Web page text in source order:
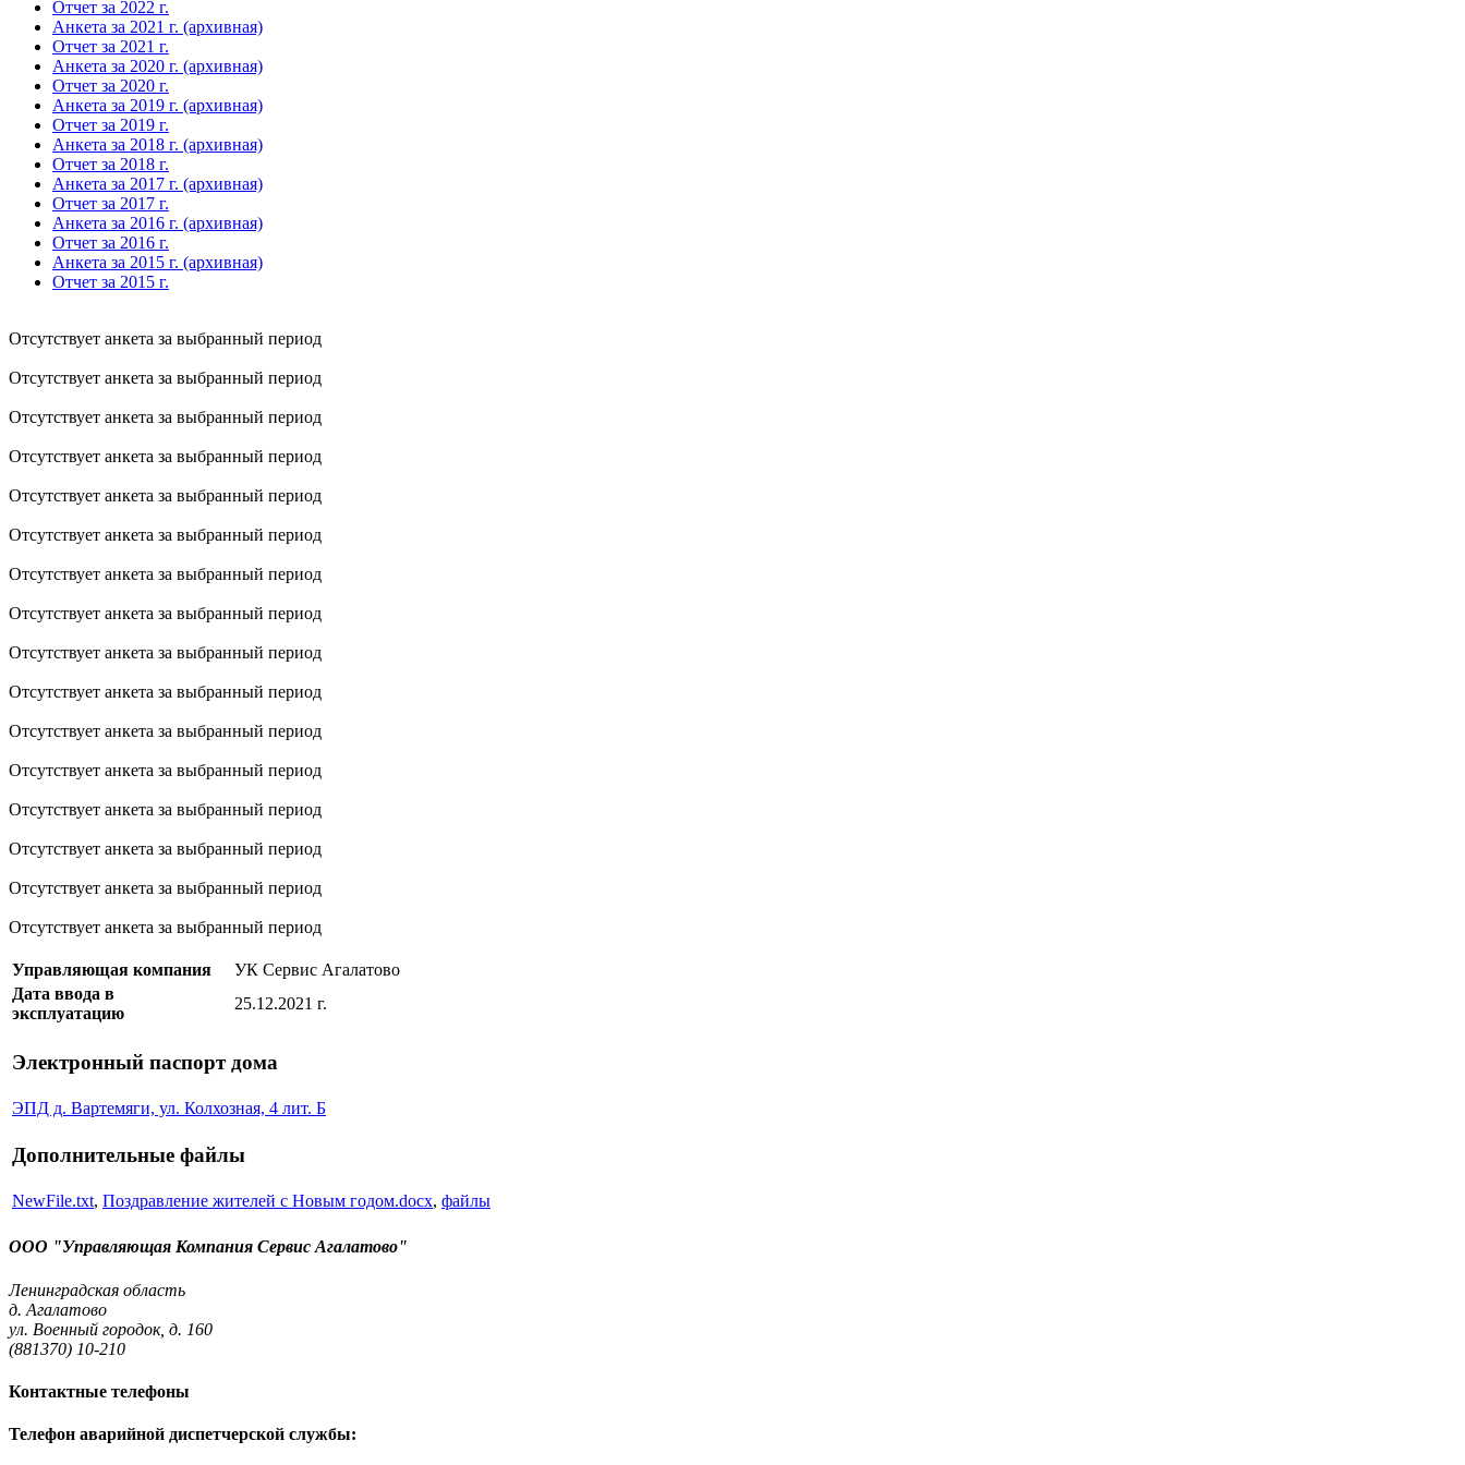
Отчет за 2022 г.
Анкета за 2021 г. (архивная)
Отчет за 2021 г.
Анкета за 2020 г. (архивная)
Отчет за 2020 г.
Анкета за 2019 г. (архивная)
Отчет за 2019 г.
Анкета за 2018 г. (архивная)
Отчет за 2018 г.
Анкета за 2017 г. (архивная)
Отчет за 2017 г.
Анкета за 2016 г. (архивная)
Отчет за 2016 г.
Анкета за 2015 г. (архивная)
Отчет за 2015 г.
Отсутствует анкета за выбранный период
Отсутствует анкета за выбранный период
Отсутствует анкета за выбранный период
Отсутствует анкета за выбранный период
Отсутствует анкета за выбранный период
Отсутствует анкета за выбранный период
Отсутствует анкета за выбранный период
Отсутствует анкета за выбранный период
Отсутствует анкета за выбранный период
Отсутствует анкета за выбранный период
Отсутствует анкета за выбранный период
Отсутствует анкета за выбранный период
Отсутствует анкета за выбранный период
Отсутствует анкета за выбранный период
Отсутствует анкета за выбранный период
Отсутствует анкета за выбранный период
Управляющая компания
УК Сервис Агалатово
Дата ввода в
эксплуатацию
25.12.2021 г.
Электронный паспорт дома
ЭПД д. Вартемяги, ул. Колхозная, 4 лит. Б
Дополнительные файлы
NewFile.txt, Поздравление жителей с Новым годом.docx, файлы
ООО "Управляющая Компания Сервис Агалатово"
Ленинградская область
д. Агалатово
ул. Военный городок, д. 160
(881370) 10-210
Контактные телефоны
Телефон аварийной диспетчерской службы: